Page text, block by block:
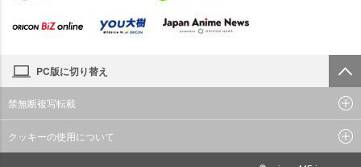
PC版に切り替え
禁無断複写転載
クッキーの使用について